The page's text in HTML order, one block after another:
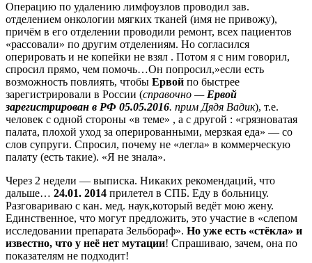
Операцию по удалению лимфоузлов проводил зав.
отделением онкологии мягких тканей (имя не привожу),
причём в его отделении проводили ремонт, всех пациентов
«рассовали» по другим отделениям. Но согласился
оперировать и не копейки не взял . Потом я с ним говорил,
спросил прямо, чем помочь…Он попросил,»если есть
возможность повлиять, чтобы Ервой по быстрее
зарегистрировали в России (справочно — Ервой
зарегистрирован в РФ 05.05.2016. прим Дядя Вадик), т.е.
человек с одной стороны «в теме» , а с другой : «грязноватая
палата, плохой уход за оперированными, мерзкая еда» — со
слов супруги. Спросил, почему не «легла» в коммерческую
палату (есть такие). «Я не знала».
Через 2 недели — выписка. Никаких рекомендаций, что
дальше… 24.01. 2014 прилетел в СПБ. Еду в больницу.
Разговариваю с кан. мед. наук,который ведёт мою жену.
Единственное, что могут предложить, это участие в «слепом
исследовании препарата Зельбораф». Но уже есть «стёкла» и
известно, что у неё нет мутации! Спрашиваю, зачем, она по
показателям не подходит!